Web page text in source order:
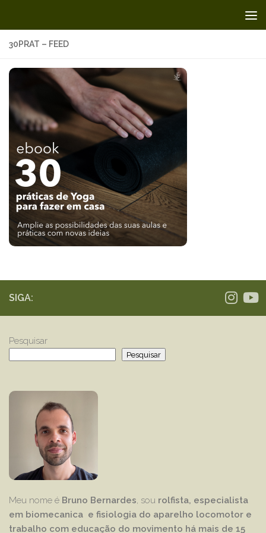
30PRAT – FEED
SIGA:
Pesquisar
Pesquisar
Meu nome é Bruno Bernardes, sou rolfista, especialista
em biomecanica e fisiologia do aparelho locomotor e
trabalho com educação do movimento há mais de 15